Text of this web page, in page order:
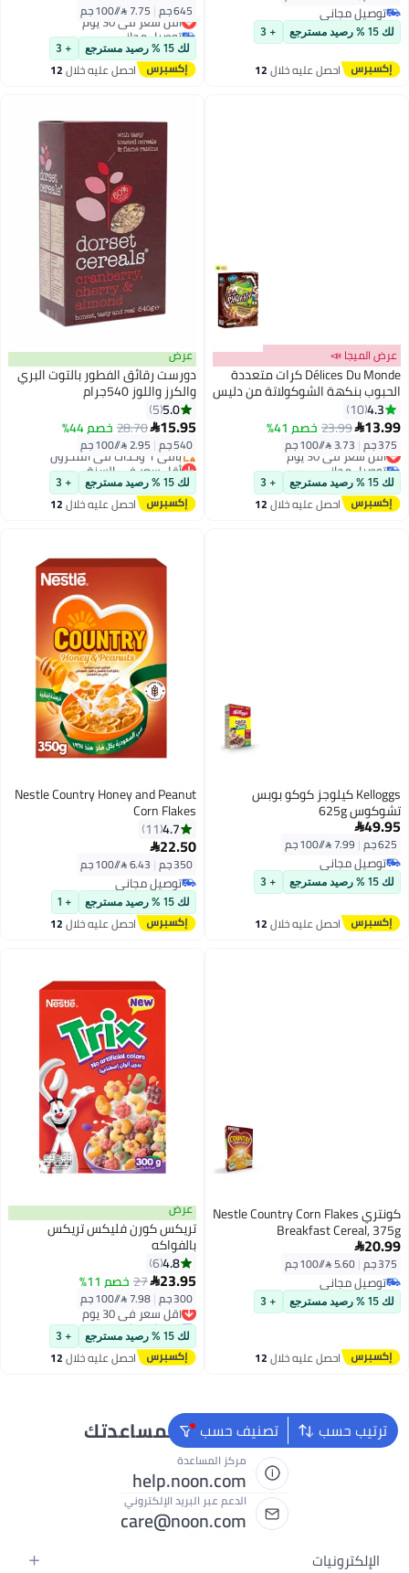
توصيل مجاني
توصيل مجانيلك 15 % رصيد مسترجع + 3
احصل عليه خلال12
645 جم |
أقل سعر في 30 يوم
توصيل مجاني
أقل سعر في 30 يوملك 15 % رصيد مسترجع + 3
احصل عليه خلال12
عرض الميجا 📣
Délices Du Monde كرات متعددة
الحبوب بنكهة الشوكولاتة من دليس
كابتن ،375غ
4.3
10
13.99
23.99خصم 41%
375 جم |
أقل سعر في 30 يوم
توصيل مجاني
أقل سعر في 30 يوملك 15 % رصيد مسترجع + 3
احصل عليه خلال12
عرض
دورست رقائق الفطور بالتوت البري
والكرز واللوز 540جرام
5.0
5
15.95
28.70خصم 44%
540 جم |
أقل سعر في السنة
توصيل مجاني
باقي 1 وحدات في المخزون
أقل سعر في السنة
لك 15 % رصيد مسترجع + 3
احصل عليه خلال12
Kelloggs كيلوجز كوكو بوبس
تشوكوس 625g
49.95
625 جم |
توصيل مجاني
توصيل مجانيلك 15 % رصيد مسترجع + 3
احصل عليه خلال12
Nestle Country Honey and Peanut
Corn Flakes
4.7
11
22.50
350 جم |
توصيل مجاني
توصيل مجانيلك 15 % رصيد مسترجع + 1
احصل عليه خلال12
كونتري Nestle Country Corn Flakes
Breakfast Cereal, 375g
20.99
375 جم |
توصيل مجاني
توصيل مجانيلك 15 % رصيد مسترجع + 3
احصل عليه خلال12
عرض
تريكس كورن فليكس تريكس
بالفواكه
4.8
6
23.95
27 خصم 11%
300 جم |
أقل سعر في 30 يوم
توصيل مجاني
أقل سعر في 30 يوملك 15 % رصيد مسترجع + 3
احصل عليه خلال12
ترتيب حسب تصنيف حسب
نحن دائماً جاهزون لمساعدتك
مركز المساعدة
help.noon.com
الدعم عبر البريد الإلكتروني
care@noon.com
الإلكترونيات